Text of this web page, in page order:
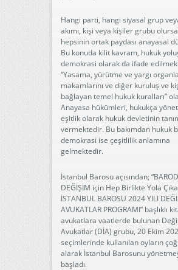
Hangi parti, hangi siyasal grup
akımı, kişi veya kişiler grubu
hepsinin ortak paydası anayasal
Bu konuda kilit kavram, hukuk
demokrasi olarak da ifade
“Yasama, yürütme ve yargı
makamlarını ve diğer kuruluş ve
bağlayan temel hukuk kuralları”
Anayasa hükümleri, hukukça
eşitlik olarak hukuk devletinin
vermektedir. Bu bakımdan hukuk
demokrasi ise çeşitlilik anlamına
gelmektedir.
İstanbul Barosu açısından;
DEĞİŞİM için Hep Birlikte Yola
İSTANBUL BAROSU 2024 YILI
AVUKATLAR PROGRAMI” başlıklı
avukatlara vaatlerde bulunan
Avukatlar (DİA) grubu, 20 Ekim
seçimlerinde kullanılan oyların
alarak İstanbul Barosunu
başladı.